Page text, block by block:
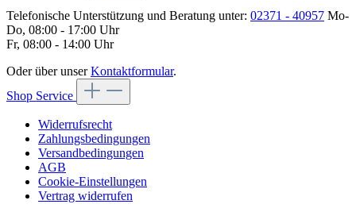
Telefonische Unterstützung und Beratung unter: 02371 - 40957 Mo-
Do, 08:00 - 17:00 Uhr
Fr, 08:00 - 14:00 Uhr
Oder über unserKontaktformular.
Shop Service
Widerrufsrecht
Zahlungsbedingungen
Versandbedingungen
AGB
Cookie-Einstellungen
Vertrag widerrufen